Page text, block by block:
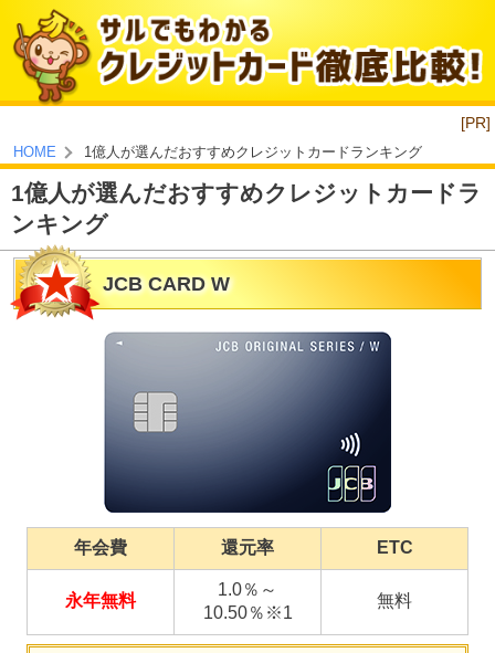
[PR]
HOME 1億人が選んだおすすめクレジットカードランキング
1億人が選んだおすすめクレジットカードラ
ンキング
JCB CARD W
年会費 還元率 ETC
永年無料
1.0％～
10.50％※1
無料